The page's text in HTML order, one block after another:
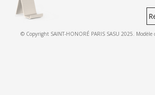
© Copyright SAINT-HONORÉ PARIS SASU 2025. Modèle